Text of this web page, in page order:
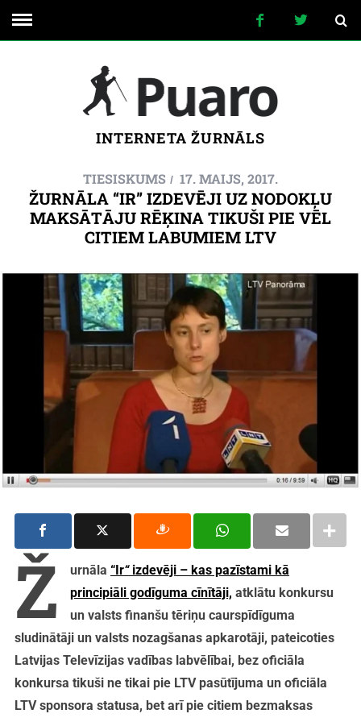
INTERNETA ŽURNĀLS
TIESISKUMS 17. MAIJS, 2017.
ŽURNĀLA “IR” IZDEVĒJI UZ NODOKĻU
MAKSĀTĀJU RĒĶINA TIKUŠI PIE VĒL
CITIEM LABUMIEM LTV
Ž urnāla “Ir“izdevēji – kas pazīstami kā
principiāli godīguma cīnītāji, atklātu konkursu
un valsts finanšu tēriņu caurspīdīguma
sludinātāji un valsts nozagšanas apkarotāji, pateicoties
Latvijas Televīzijas vadības labvēlībai, bez oficiāla
konkursa tikuši ne tikai pie LTV pasūtījuma un oficiāla
LTV sponsora statusa, bet arī pie citiem bezmaksas